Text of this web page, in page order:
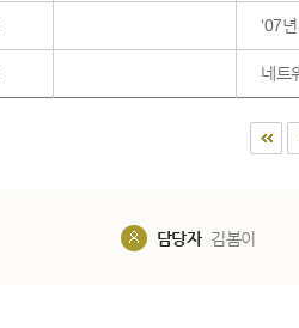
‘07
네트
담당자 김봄이